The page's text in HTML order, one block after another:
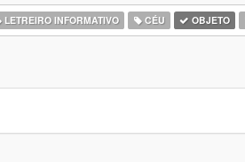
LETREIRO INFORMATIVO CÉU OBJETO